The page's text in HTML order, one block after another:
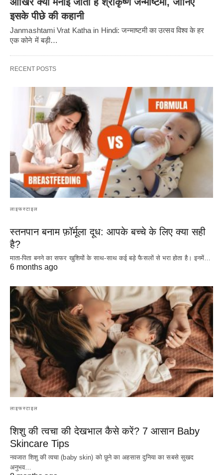
इसके पीछे की कहानी
Janmashtami Vrat Katha in Hindi: जन्माष्टमी का उत्सव विश्व के हर
एक कोने में बड़ी…
RECENT POSTS
लाइफस्टाइल
स्तनपान बनाम फ़ॉर्मूला दूध: आपके बच्चे के लिए क्या सही
है?
माता-पिता बनने का सफर खुशियों के साथ-साथ कई बड़े फैसलों से भरा होता है। इनमें…
6 months ago
लाइफस्टाइल
शिशु की त्वचा की देखभाल कैसे करें? 7 आसान Baby
Skincare Tips
नवजात शिशु की त्वचा (baby skin) को छूने का अहसास दुनिया का सबसे सुखद
अनुभव…